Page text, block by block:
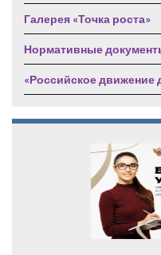
Галерея «Точка роста»
Нормативные
«Российское движение